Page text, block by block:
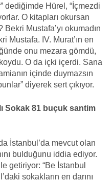
dediğimde Hürel, “İçmezdi
O kitapları okursan
Mustafa’yı okumadın
Mustafa. IV. Murat’ın en
onu mezara gömdü,
koydu. O da içki içerdi. Sana
içinde duymazsın
diyerek sert çıkıyor.
Sokak 81 buçuk santim
İstanbul’da mevcut olan
bulduğunu iddia ediyor.
getiriyor: “Be İstanbul
sokakların en darını